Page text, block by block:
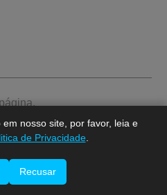
nosso site, por favor, leia e
de Privacidade.
Recusar